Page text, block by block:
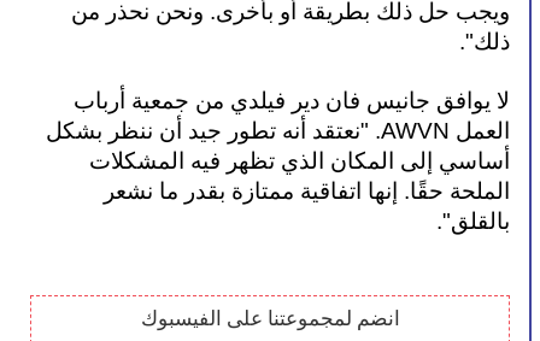
ذلك".
بالقلق".
انضم لمجموعتنا على الفيسبوك